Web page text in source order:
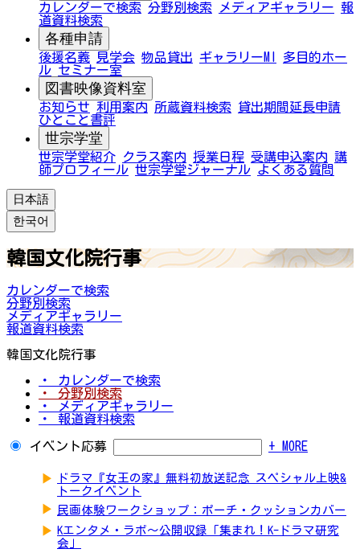
カレンダーで検索 分野別検索 メディアギャラリー 報
道資料検索
各種申請
後援名義 見学会 物品貸出 ギャラリーMI
多目的ホー
ル セミナー室
図書映像資料室
お知らせ 利用案内 所蔵資料検索
貸出期間延長申請
ひとこと書評
世宗学堂
世宗学堂紹介 クラス案内 授業日程 受講申込案内 講
師プロフィール 世宗学堂ジャーナル よくある質問
日本語
한국어
韓国文化院行事
カレンダーで検索
分野別検索
メディアギャラリー
報道資料検索
韓国文化院行事
・ カレンダーで検索
・ 分野別検索
・ メディアギャラリー
・ 報道資料検索
イベント応募 + MORE
▶
ドラマ『女王の家』無料初放送記念 スペシャル上映&
トークイベント
▶ 民画体験ワークショップ：ポーチ・クッションカバー
▶ Kエンタメ・ラボ～公開収録「集まれ！K-ドラマ研究
会」